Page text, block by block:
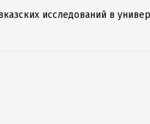
исследований в